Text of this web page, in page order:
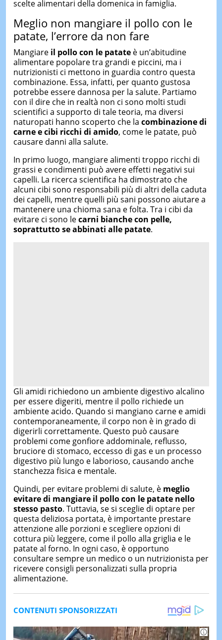
scelte alimentari della domenica in famiglia.
Meglio non mangiare il pollo con le
patate, l’errore da non fare
Mangiare il pollo con le patateè un’abitudine
alimentare popolare tra grandi e piccini, ma i
nutrizionisti ci mettono in guardia contro questa
combinazione. Essa, infatti, per quanto gustosa
potrebbe essere dannosa per la salute. Partiamo
con il dire che in realtà non ci sono molti studi
scientifici a supporto di tale teoria, ma diversi
naturopati hanno scoperto che la combinazione di
carne e cibi ricchi di amido, come le patate, può
causare danni alla salute.
In primo luogo, mangiare alimenti troppo ricchi di
grassi e condimenti può avere effetti negativi sui
capelli. La ricerca scientifica ha dimostrato che
alcuni cibi sono responsabili più di altri della caduta
dei capelli, mentre quelli più sani possono aiutare a
mantenere una chioma sana e folta. Tra i cibi da
evitare ci sono lecarni bianche con pelle,
soprattutto se abbinati alle patate.
Gli amidi richiedono un ambiente digestivo alcalino
per essere digeriti, mentre il pollo richiede un
ambiente acido. Quando si mangiano carne e amidi
contemporaneamente, il corpo non è in grado di
digerirli correttamente. Questo può causare
problemi come gonfiore addominale, reflusso,
bruciore di stomaco, eccesso di gas e un processo
digestivo più lungo e laborioso, causando anche
stanchezza fisica e mentale.
Quindi, per evitare problemi di salute, è meglio
evitare di mangiare il pollo con le patate nello
stesso pasto. Tuttavia, se si sceglie di optare per
questa deliziosa portata, è importante prestare
attenzione alle porzioni e scegliere opzioni di
cottura più leggere, come il pollo alla griglia e le
patate al forno. In ogni caso, è opportuno
consultare sempre un medico o un nutrizionista per
ricevere consigli personalizzati sulla propria
alimentazione.